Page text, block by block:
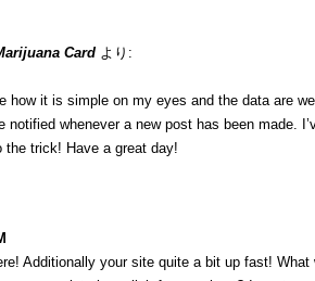
Card より:
how it is simple on my eyes and the data are
notified whenever a new post has been made.
the trick! Have a great day!
Additionally your site quite a bit up fast! What